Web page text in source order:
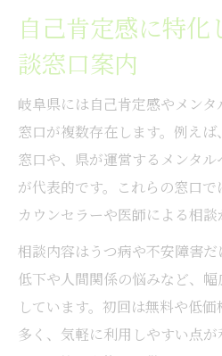
自己肯定感に特
談窓口案内
岐阜県には自己肯定感やメン
窓口が複数存在します。例え
窓口や、県が運営するメンタ
が代表的です。これらの窓口
カウンセラーや医師による相談
相談内容はうつ病や不安障害
低下や人間関係の悩みなど、
しています。初回は無料や低
多く、気軽に利用しやすい点